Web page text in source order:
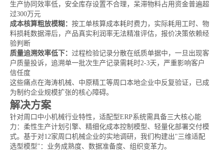
生产协同效率低，安全库存设置不合理，呆滞物料占用资金普遍超
过300万元
成本核算粗放模糊： 按工单核算成本耗时费力，实际耗用工时、物
料损耗数据滞后，产品真实利润率无法精准评估，报价决策依赖经
验判断
质量追溯效率低下： 过程检验记录分散在纸质单据中，一旦出现客
户质量投诉，追溯单一批次生产记录需耗时2-3天，严重影响客户
信任度
这些痛点在海涛机械、中原精工等周口本地企业中反复验证，已成
为制约企业规模扩张的核心障碍。
解决方案
针对周口中小机械行业特性，适配型ERP系统需具备三大核心能
力：柔性生产计划引擎、精细化成本控制模型、轻量化部署交付模
式。基于对12家周口机械企业的实地调研，我们构建出"三维适配
选型模型"：业务成熟度、数据准备度、组织变革力。